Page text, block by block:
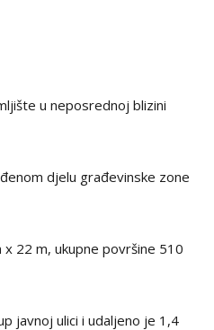
u neposrednoj blizini
djelu građevinske zone
22 m, ukupne površine 510
javnoj ulici i udaljeno je 1,4